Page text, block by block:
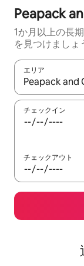
Peapack
1か月以上の長
を見つけましょ
エリア
検索結果が表
チェックイン
チェックアウト